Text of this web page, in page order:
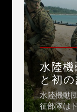
水陸
と初
水陸機動
征部隊は